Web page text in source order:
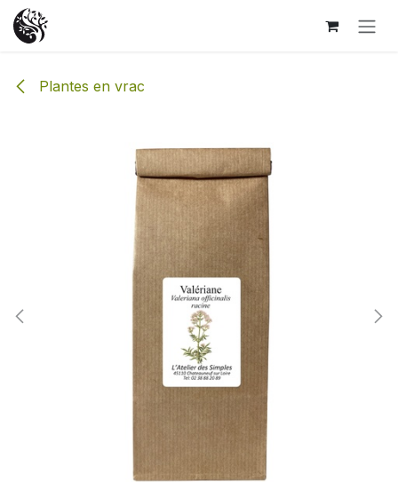
Se rendre au contenu
Plantes en vrac